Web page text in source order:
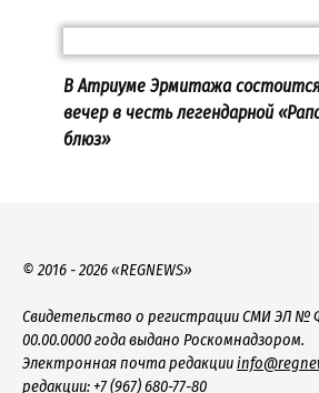
В Атриуме Эрмитажа
вечер в честь легендарной
блюз»
© 2016 - 2026 «REGNEWS»
Свидетельство о регистрации СМИ ЭЛ №
00.00.0000 года выдано Роскомнадзором.
Электронная почта редакции
редакции: +7 (967) 680-77-80